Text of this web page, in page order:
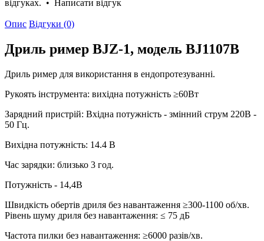
відгуках. • Написати відгук
Опис Відгуки (0)
Дриль ример BJZ-1, модель BJ1107B
Дриль ример для використання в ендопротезуванні.
Рукоять інструмента: вихідна потужність ≥60Вт
Зарядний пристрій: Вхідна потужність - змінний струм 220В ­
50 Гц.
Вихідна потужність: 14.4 В
Час зарядки: близько 3 год.
Потужність - 14,4В
Швидкість обертів дриля без навантаження ≥300-1100 об/хв.
Рівень шуму дриля без навантаження: ≤ 75 дБ
Частота пилки без навантаження: ≥6000 разів/хв.